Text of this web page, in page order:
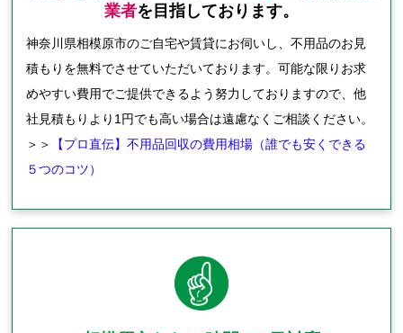
業者を目指しております。
神奈川県相模原市のご自宅や賃貸にお伺いし、不用品のお見
積もりを無料でさせていただいております。可能な限りお求
めやすい費用でご提供できるよう努力しておりますので、他
社見積もりより1円でも高い場合は遠慮なくご相談ください。
＞＞
【プロ直伝】不用品回収の費用相場（誰でも安くできる
５つのコツ）